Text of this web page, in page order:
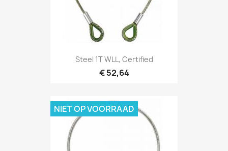
 Snel bekijken
Steel 1T WLL, Certified
€ 52,64
NIET OP VOORRAAD